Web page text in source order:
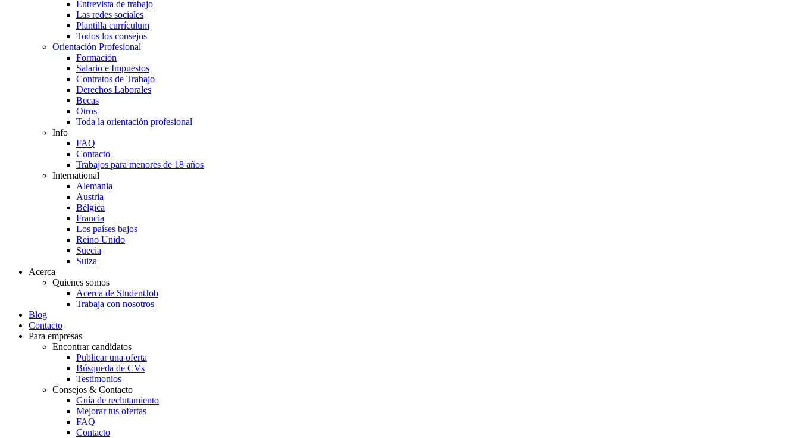
Entrevista de trabajo
Las redes sociales
Plantilla currículum
Todos los consejos
Orientación Profesional
Formación
Salario e Impuestos
Contratos de Trabajo
Derechos Laborales
Becas
Otros
Toda la orientación profesional
Info
FAQ
Contacto
Trabajos para menores de 18 años
International
Alemania
Austria
Bélgica
Francia
Los países bajos
Reino Unido
Suecia
Suiza
Acerca
Quienes somos
Acerca de StudentJob
Trabaja con nosotros
Blog
Contacto
Para empresas
Encontrar candidatos
Publicar una oferta
Búsqueda de CVs
Testimonios
Consejos & Contacto
Guía de reclutamiento
Mejorar tus ofertas
FAQ
Contacto